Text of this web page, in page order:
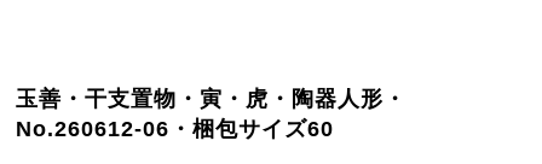
玉善・干支置物・寅・虎・陶器人形・
No.260612-06・梱包サイズ60